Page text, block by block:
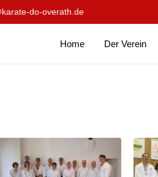
do-overath.de
Home Der Verein